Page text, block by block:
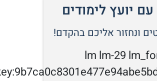
יועץ לימודים
ונחזור אליכם בהקדם!
[lm lm-29